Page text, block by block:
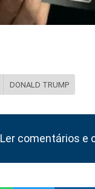
DONALD TRUMP
Ler comentários e